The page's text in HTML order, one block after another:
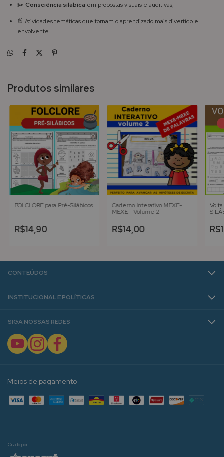
✂️ Consciência silábica em propostas visuais e auditivas;
🐰 Atividades temáticas que tornam o aprendizado mais divertido e
envolvente.
Produtos similares
FOLCLORE para Pré-Silábicos
R$14,90
Caderno Interativo MEXE-
MEXE - Volume 2
R$14,00
CONTEÚDOS
INSTITUCIONAL E POLÍTICAS
SIGA NOSSAS REDES
Meios de pagamento
Criado por: